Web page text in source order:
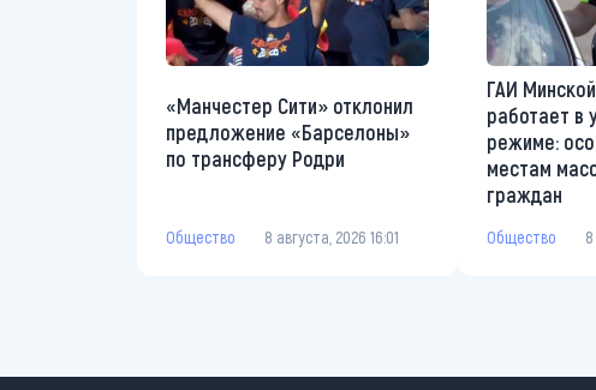
«Манчестер Сити» отклонил
предложение «Барселоны»
по трансферу Родри
Общество 8 августа, 2026 16:01
ГАИ
работает в
режиме:
местам
граждан
Общество